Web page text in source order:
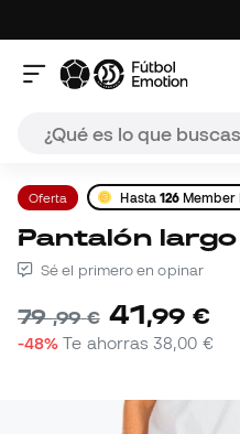
Oferta Hasta 126 Member
Pantalón
Sé el primero en opinar
79,99 € 41,99 €
-48% Te ahorras38,00 €